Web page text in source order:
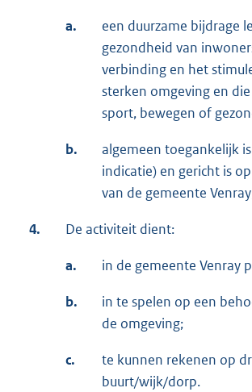
a.
een duurzame bijdrage
gezondheid van
verbinding en het
sterken omgeving en
sport, bewegen of
b.
algemeen toegankelijk
indicatie) en gericht is
van de gemeente
4. De activiteit dient:
a. in de gemeente Venray
b.
in te spelen op een
de omgeving;
c.
te kunnen rekenen op
buurt/wijk/dorp.